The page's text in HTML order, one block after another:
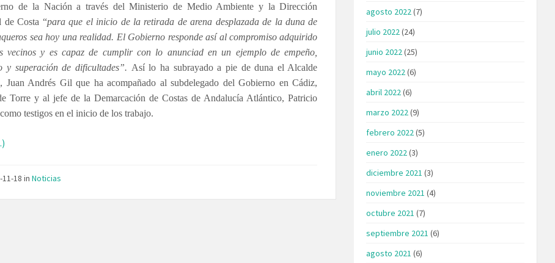
de la Nación a través del Ministerio de Medio Ambiente y la Dirección
de Costa “para que el inicio de la retirada de arena desplazada de la duna de
sea hoy una realidad. El Gobierno responde así al compromiso adquirido
vecinos y es capaz de cumplir con lo anunciad en un ejemplo de empeño,
y superación de dificultades”. Así lo ha subrayado a pie de duna el Alcalde
Juan Andrés Gil que ha acompañado al subdelegado del Gobierno en Cádiz,
Torre y al jefe de la Demarcación de Costas de Andalucía Atlántico, Patricio
testigos en el inicio de los trabajo.
11-18inNoticias
agosto 2022 (7)
julio 2022 (24)
junio 2022 (25)
mayo 2022 (6)
abril 2022 (6)
marzo 2022 (9)
febrero 2022 (5)
enero 2022 (3)
diciembre 2021 (3)
noviembre 2021 (4)
octubre 2021 (7)
septiembre 2021 (6)
agosto 2021 (6)